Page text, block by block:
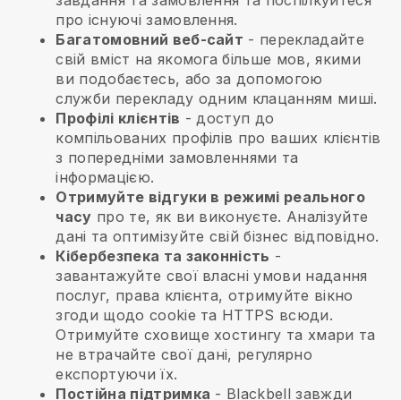
про існуючі замовлення.
Багатомовний веб-сайт - перекладайте
свій вміст на якомога більше мов, якими
ви подобаєтесь, або за допомогою
служби перекладу одним клацанням миші.
Профілі клієнтів - доступ до
компільованих профілів про ваших клієнтів
з попередніми замовленнями та
інформацією.
Отримуйте відгуки в режимі реального
часу про те, як ви виконуєте. Аналізуйте
дані та оптимізуйте свій бізнес відповідно.
Кібербезпека та законність -
завантажуйте свої власні умови надання
послуг, права клієнта, отримуйте вікно
згоди щодо cookie та HTTPS всюди.
Отримуйте сховище хостингу та хмари та
не втрачайте свої дані, регулярно
експортуючи їх.
Постійна підтримка - Blackbell завжди